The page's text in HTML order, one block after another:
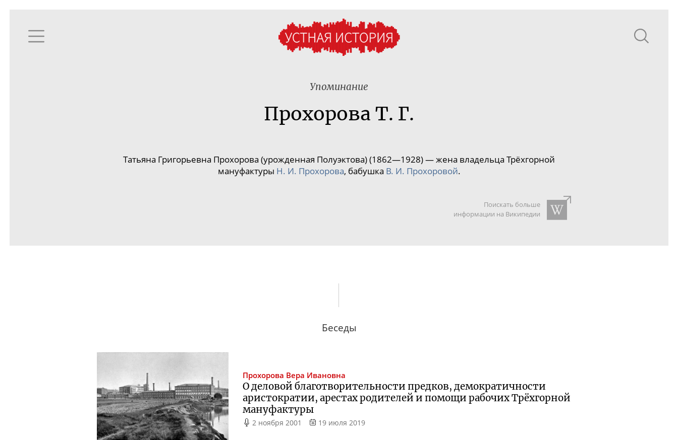
Упоминание
Прохорова Т. Г.
Татьяна Григорьевна Прохорова (урожденная Полуэктова) (1862—1928) — жена владельца Трёхгорной
мануфактуры Н. И. Прохорова, бабушка В. И. Прохоровой.
Поискать больше
информации на Википедии
Беседы
Прохорова Вера Ивановна
О деловой благотворительности предков, демократичности
аристократии, арестах родителей и помощи рабочих Трёхгорной
мануфактуры
2 ноября 2001 19 июля 2019